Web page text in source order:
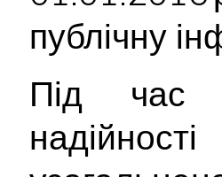
публічну
Під час